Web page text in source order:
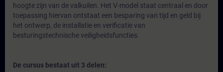
hoogte zijn van de valkuilen. Het V-model staat centraal en door
toepassing hiervan ontstaat een besparing van tijd en geld bij
het ontwerp, de installatie en verificatie van
besturingstechnische veiligheidsfuncties.
De cursus bestaat uit 3 delen: